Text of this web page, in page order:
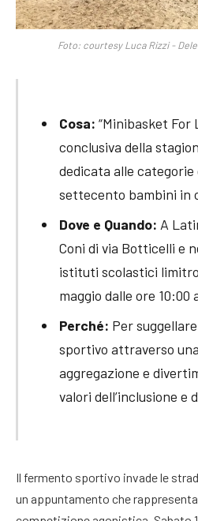
Foto: courtesy Luca Rizzi -
Cosa: “Minibasket For
conclusiva della
dedicata alle
settecento bambini in
Dove e Quando: A
Coni di via Botticelli e
istituti scolastici
maggio dalle ore 10:00
Perché: Per
sportivo attraverso
aggregazione e
valori dell’inclusione e
Il fermento sportivo invade le
un appuntamento che